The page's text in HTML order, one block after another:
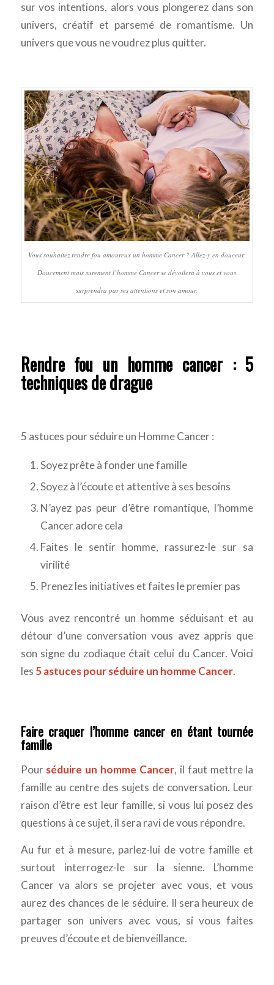
sur vos intentions, alors vous plongerez dans son
univers, créatif et parsemé de romantisme. Un
univers que vous ne voudrez plus quitter.
Vous souhaitez rendre fou amoureux un homme Cancer ? Allez-y en douceur.
Doucement mais surement l’homme Cancer se dévoilera à vous et vous
surprendra par ses attentions et son amour.
Rendre fou un homme cancer : 5
techniques de drague
5 astuces pour séduire un Homme Cancer :
Soyez prête à fonder une famille
Soyez à l’écoute et attentive à ses besoins
N’ayez pas peur d’être romantique, l’homme
Cancer adore cela
Faites le sentir homme, rassurez-le sur sa
virilité
Prenez les initiatives et faites le premier pas
Vous avez rencontré un homme séduisant et au
détour d’une conversation vous avez appris que
son signe du zodiaque était celui du Cancer. Voici
les 5 astuces pour séduire un homme Cancer.
Faire craquer l’homme cancer en étant tournée
famille
Pour séduire un homme Cancer, il faut mettre la
famille au centre des sujets de conversation. Leur
raison d’être est leur famille, si vous lui posez des
questions à ce sujet, il sera ravi de vous répondre.
Au fur et à mesure, parlez-lui de votre famille et
surtout interrogez-le sur la sienne. L’homme
Cancer va alors se projeter avec vous, et vous
aurez des chances de le séduire. Il sera heureux de
partager son univers avec vous, si vous faites
preuves d’écoute et de bienveillance.